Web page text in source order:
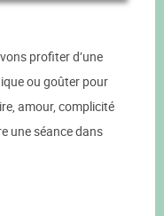
profiter d’une
ou goûter pour
amour, complicité
une séance dans